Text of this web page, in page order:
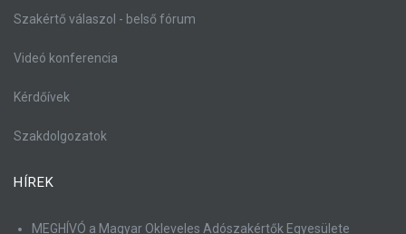
Szakértő válaszol - belső fórum
Videó konferencia
Kérdőívek
Szakdolgozatok
HÍREK
MEGHÍVÓ a Magyar Okleveles Adószakértők Egyesülete